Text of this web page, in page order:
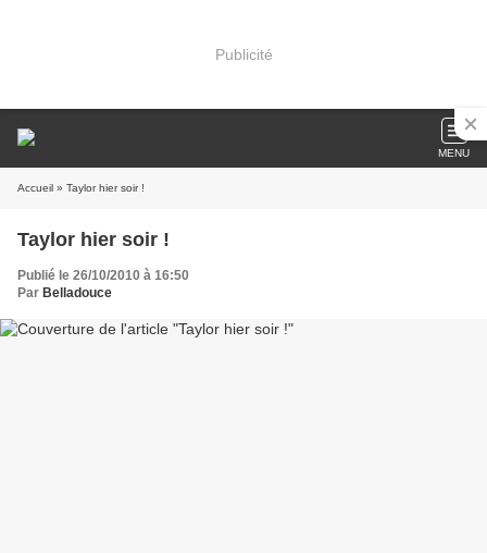
Publicité
MENU
Accueil » Taylor hier soir !
Taylor hier soir !
Publié le 26/10/2010 à 16:50
Par Belladouce